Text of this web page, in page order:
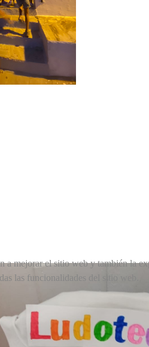
mejorar el sitio web y también la
las funcionalidades del sitio web.